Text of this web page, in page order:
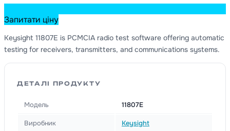
Запитати ціну
Keysight 11807E is PCMCIA radio test software offering automatic
testing for receivers, transmitters, and communications systems.
ДЕТАЛІ ПРОДУКТУ
Модель 11807E
Виробник Keysight